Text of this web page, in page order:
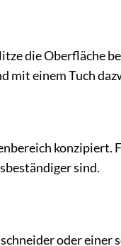
die Oberfläche
mit einem Tuch
konzipiert.
sind.
oder einer